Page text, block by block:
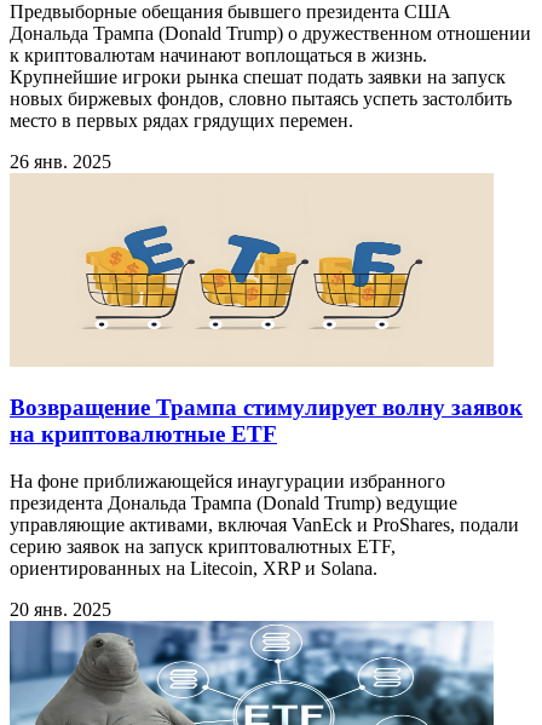
Предвыборные обещания бывшего президента США
Дональда Трампа (Donald Trump) о дружественном отношении
к криптовалютам начинают воплощаться в жизнь.
Крупнейшие игроки рынка спешат подать заявки на запуск
новых биржевых фондов, словно пытаясь успеть застолбить
место в первых рядах грядущих перемен.
26 янв. 2025
Возвращение Трампа стимулирует волну заявок
на криптовалютные ETF
На фоне приближающейся инаугурации избранного
президента Дональда Трампа (Donald Trump) ведущие
управляющие активами, включая VanEck и ProShares, подали
серию заявок на запуск криптовалютных ETF,
ориентированных на Litecoin, XRP и Solana.
20 янв. 2025